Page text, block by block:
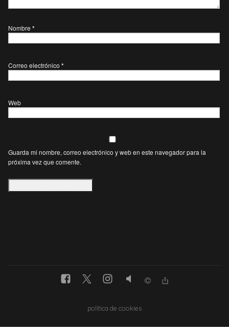
Nombre *
Correo electrónico *
Web
Guarda mi nombre, correo electrónico y web en este navegador para la
próxima vez que comente.
política de cookies